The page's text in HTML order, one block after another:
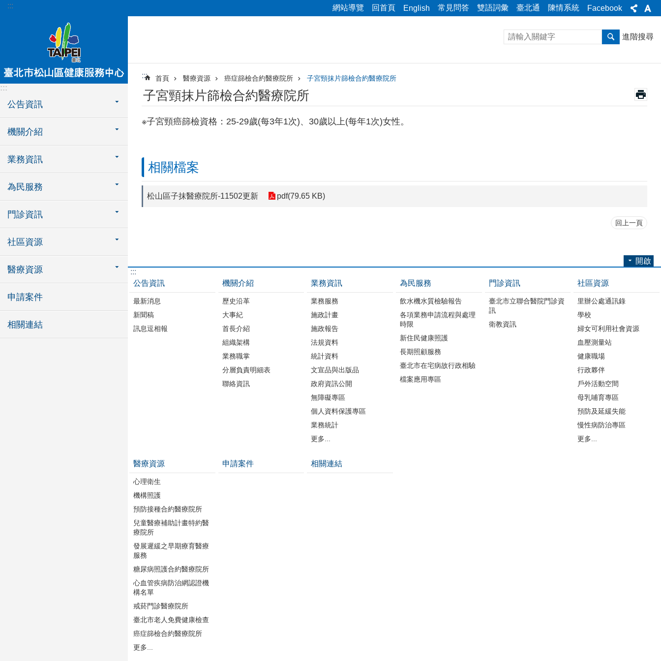
跳到主要內容區塊
::: 網站導覽 回首頁 English 常見問答 雙語詞彙 臺北通 陳情系統 Facebook
:::
公告資訊
機關介紹
業務資訊
為民服務
門診資訊
社區資源
醫療資源
申請案件
相關連結
進階搜尋
::: 首頁 醫療資源 癌症篩檢合約醫療院所 子宮頸抹片篩檢合約醫療院所
子宮頸抹片篩檢合約醫療院所
※子宮頸癌篩檢資格：25-29歲(每3年1次)、30歲以上(每年1次)女性。
相關檔案
松山區子抹醫療院所-11502更新 pdf(79.65 KB)
回上一頁
開啟
:::
公告資訊
最新消息
新聞稿
訊息逗相報
機關介紹
歷史沿革
大事紀
首長介紹
組織架構
業務職掌
分層負責明細表
聯絡資訊
業務資訊
業務服務
施政計畫
施政報告
法規資料
統計資料
文宣品與出版品
政府資訊公開
無障礙專區
個人資料保護專區
業務統計
更多...
為民服務
飲水機水質檢驗報告
各項業務申請流程與處理
時限
新住民健康照護
長期照顧服務
臺北市在宅病故行政相驗
檔案應用專區
門診資訊
臺北市立聯合醫院門診資
訊
衛教資訊
社區資源
里辦公處通訊錄
學校
婦女可利用社會資源
血壓測量站
健康職場
行政夥伴
戶外活動空間
母乳哺育專區
預防及延緩失能
慢性病防治專區
更多...
醫療資源
心理衛生
機構照護
預防接種合約醫療院所
兒童醫療補助計畫特約醫
療院所
發展遲緩之早期療育醫療
服務
糖尿病照護合約醫療院所
心血管疾病防治網認證機
構名單
戒菸門診醫療院所
臺北市老人免費健康檢查
癌症篩檢合約醫療院所
更多...
申請案件 相關連結